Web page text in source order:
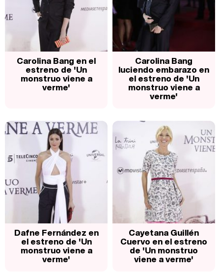
Carolina Bang en el
estreno de 'Un
monstruo viene a
verme'
Carolina Bang
luciendo embarazo en
el estreno de 'Un
monstruo viene a
verme'
Dafne Fernández en
el estreno de 'Un
monstruo viene a
verme'
Cayetana Guillén
Cuervo en el estreno
de 'Un monstruo
viene a verme'